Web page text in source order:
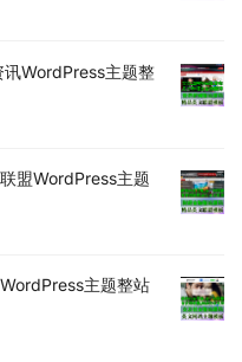
WordPress主题整
盟WordPress主题
主题整站